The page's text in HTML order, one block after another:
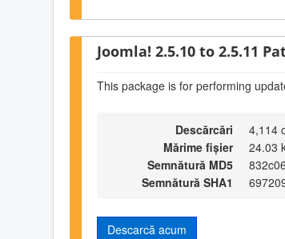
Joomla! 2.5.10 to 2.5.11
This package is for performing
Descărcări
4,114
Mărime fișier
24.03
Semnătură MD5
Semnătură SHA1
Descarcă acum